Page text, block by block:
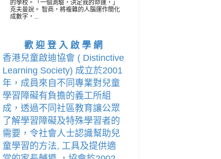
的學校。「一個測驗，決定我的命運，」
克夫曼說。 智商，將複雜的人腦運作簡化
成數字，...
歡 迎 登 入 啟 學 網
香港兒童啟迪協會 ( Distinctive
Learning Society) 成立於2001
年，成員來自不同專業對兒童
學習障礙有負擔的義工所組
成，透過不同社區教育讓公眾
了解學習障礙及特殊學習者的
需要，令社會人士認識幫助兒
童學習的方法, 工具及提供適